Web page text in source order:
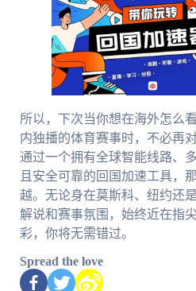
所以，下次当你想在海外怎么
内独播的体育赛事时，不必再
通过一个拥有全球智能线路、
且安全可靠的回国加速工具，
越。无论身在莫斯科、纽约还
解说和赛事氛围，始终近在指
彩，你将无需错过。
Spread the love